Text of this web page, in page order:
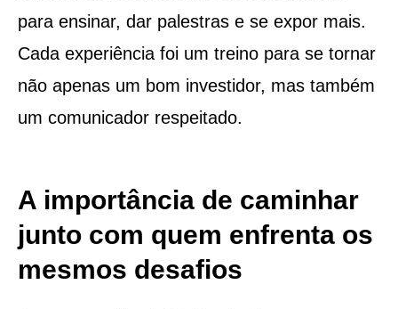
para ensinar, dar palestras e se expor mais.
Cada experiência foi um treino para se tornar
não apenas um bom investidor, mas também
um comunicador respeitado.
A importância de caminhar
junto com quem enfrenta os
mesmos desafios